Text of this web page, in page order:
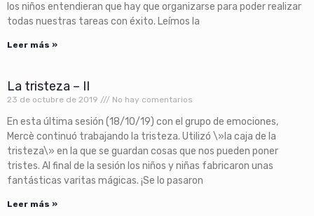
los niños entendieran que hay que organizarse para poder realizar
todas nuestras tareas con éxito. Leímos la
Leer más »
La tristeza – II
23 de octubre de 2019 No hay comentarios
En esta última sesión (18/10/19) con el grupo de emociones,
Mercè continuó trabajando la tristeza. Utilizó \»la caja de la
tristeza\» en la que se guardan cosas que nos pueden poner
tristes. Al final de la sesión los niños y niñas fabricaron unas
fantásticas varitas mágicas. ¡Se lo pasaron
Leer más »